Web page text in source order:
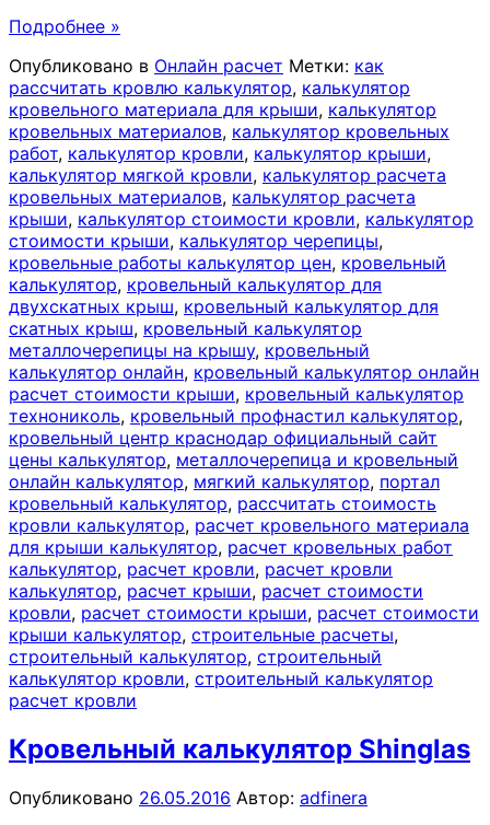
Подробнее »
Опубликовано в Онлайн расчет Метки: как
рассчитать кровлю калькулятор, калькулятор
кровельного материала для крыши, калькулятор
кровельных материалов, калькулятор кровельных
работ, калькулятор кровли, калькулятор крыши,
калькулятор мягкой кровли, калькулятор расчета
кровельных материалов, калькулятор расчета
крыши, калькулятор стоимости кровли, калькулятор
стоимости крыши, калькулятор черепицы,
кровельные работы калькулятор цен, кровельный
калькулятор, кровельный калькулятор для
двухскатных крыш, кровельный калькулятор для
скатных крыш, кровельный калькулятор
металлочерепицы на крышу, кровельный
калькулятор онлайн, кровельный калькулятор онлайн
расчет стоимости крыши, кровельный калькулятор
технониколь, кровельный профнастил калькулятор,
кровельный центр краснодар официальный сайт
цены калькулятор, металлочерепица и кровельный
онлайн калькулятор, мягкий калькулятор, портал
кровельный калькулятор, рассчитать стоимость
кровли калькулятор, расчет кровельного материала
для крыши калькулятор, расчет кровельных работ
калькулятор, расчет кровли, расчет кровли
калькулятор, расчет крыши, расчет стоимости
кровли, расчет стоимости крыши, расчет стоимости
крыши калькулятор, строительные расчеты,
строительный калькулятор, строительный
калькулятор кровли, строительный калькулятор
расчет кровли
Кровельный калькулятор Shinglas
Опубликовано 26.05.2016 Автор: adfinera